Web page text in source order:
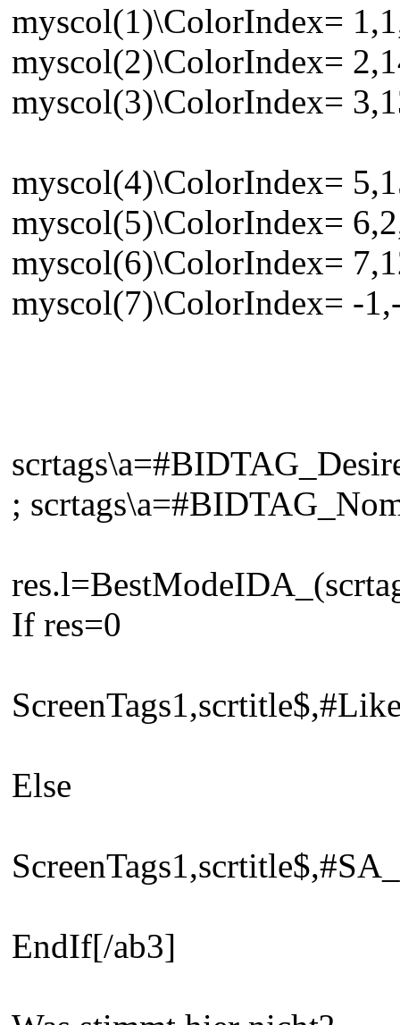
myscol(1)\ColorIndex=
myscol(2)\ColorIndex=
myscol(3)\ColorIndex=
myscol(4)\ColorIndex=
myscol(5)\ColorIndex=
myscol(6)\ColorIndex=
myscol(7)\ColorIndex= -
;
If res=0
Else
EndIf[/ab3]